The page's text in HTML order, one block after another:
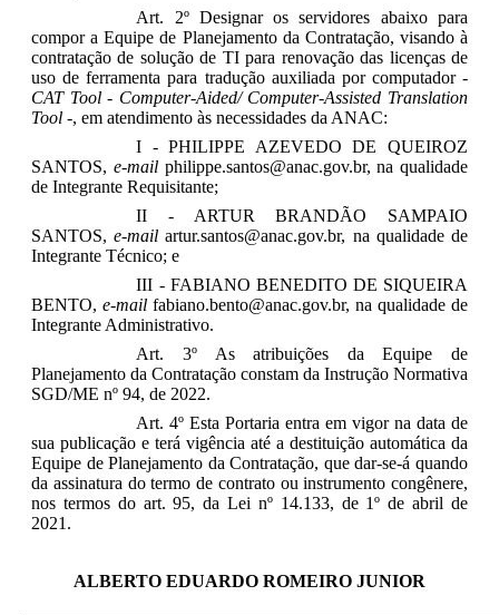
Art. 2º Designar os servidores abaixo para
compor a Equipe de Planejamento da Contratação, visando à
contratação de solução de TI para renovação das licenças de
uso de ferramenta para tradução auxiliada por computador -
CAT Tool - Computer-Aided/ Computer-Assisted Translation
Tool -, em atendimento às necessidades da ANAC:
I - PHILIPPE AZEVEDO DE QUEIROZ
SANTOS, e-mailphilippe.santos@anac.gov.br, na qualidade
de Integrante Requisitante;
II - ARTUR BRANDÃO SAMPAIO
SANTOS,e-mail artur.santos@anac.gov.br, na qualidade de
Integrante Técnico; e
III - FABIANO BENEDITO DE SIQUEIRA
BENTO, e-mail fabiano.bento@anac.gov.br, na qualidade de
Integrante Administrativo.
Art. 3º As atribuições da Equipe de
Planejamento da Contratação constam da Instrução Normativa
SGD/ME nº 94, de 2022.
Art. 4º Esta Portaria entra em vigor na data de
sua publicação e terá vigência até a destituição automática da
Equipe de Planejamento da Contratação, que dar-se-á quando
da assinatura do termo de contrato ou instrumento congênere,
nos termos do art. 95, da Lei nº 14.133, de 1º de abril de
2021.
ALBERTO EDUARDO ROMEIRO JUNIOR